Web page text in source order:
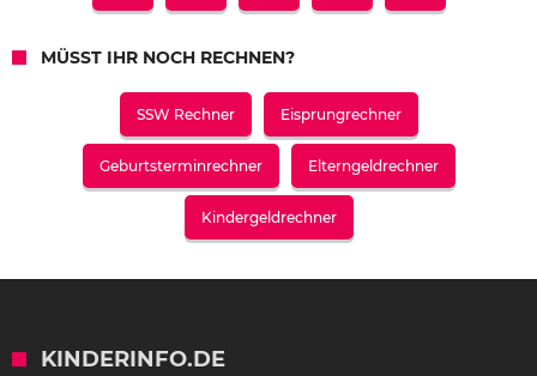
MÜSST IHR NOCH RECHNEN?
SSW Rechner Eisprungrechner
Geburtsterminrechner Elterngeldrechner
Kindergeldrechner
KINDERINFO.DE